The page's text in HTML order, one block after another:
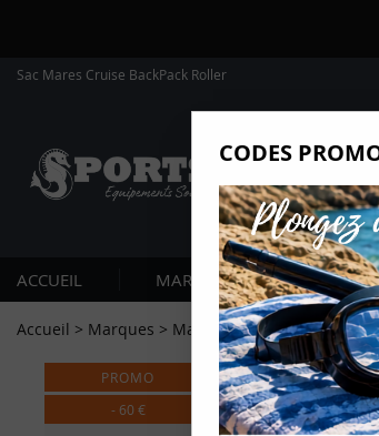
Sac Mares Cruise BackPack Roller
ACCUEIL MARQUES
Accueil > Marques > Mares >Valise CRUISE
PROMO
- 60 €
CODES